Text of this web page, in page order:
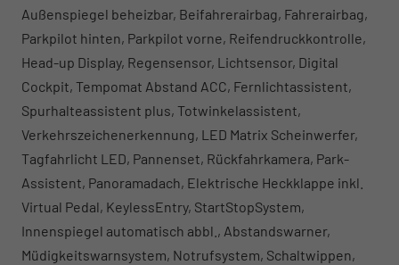
Außenspiegel beheizbar, Beifahrerairbag, Fahrerairbag,
Parkpilot hinten, Parkpilot vorne, Reifendruckkontrolle,
Head-up Display, Regensensor, Lichtsensor, Digital
Cockpit, Tempomat Abstand ACC, Fernlichtassistent,
Spurhalteassistent plus, Totwinkelassistent,
Verkehrszeichenerkennung, LED Matrix Scheinwerfer,
Tagfahrlicht LED, Pannenset, Rückfahrkamera, Park-
Assistent, Panoramadach, Elektrische Heckklappe inkl.
Virtual Pedal, KeylessEntry, StartStopSystem,
Innenspiegel automatisch abbl., Abstandswarner,
Müdigkeitswarnsystem, Notrufsystem, Schaltwippen,